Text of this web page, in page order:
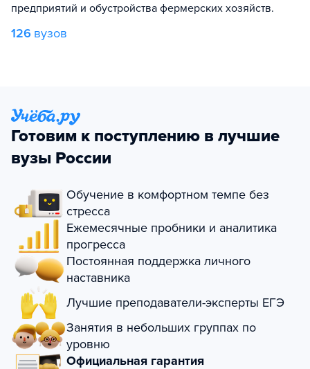
предприятий и обустройства фермерских хозяйств.
126 вузов
Готовим к поступлению в лучшие
вузы России
Обучение в комфортном темпе без
стресса
Ежемесячные пробники и аналитика
прогресса
Постоянная поддержка личного
наставника
Лучшие преподаватели-эксперты ЕГЭ
Занятия в небольших группах по
уровню
Официальная гарантия